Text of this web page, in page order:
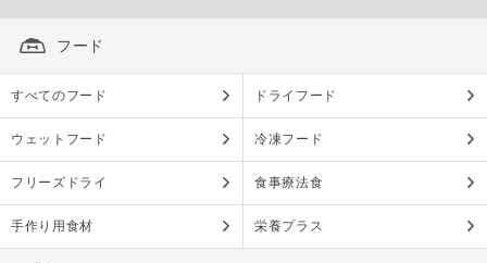
フード
すべてのフード ドライフード
ウェットフード 冷凍フード
フリーズドライ 食事療法食
手作り用食材 栄養プラス